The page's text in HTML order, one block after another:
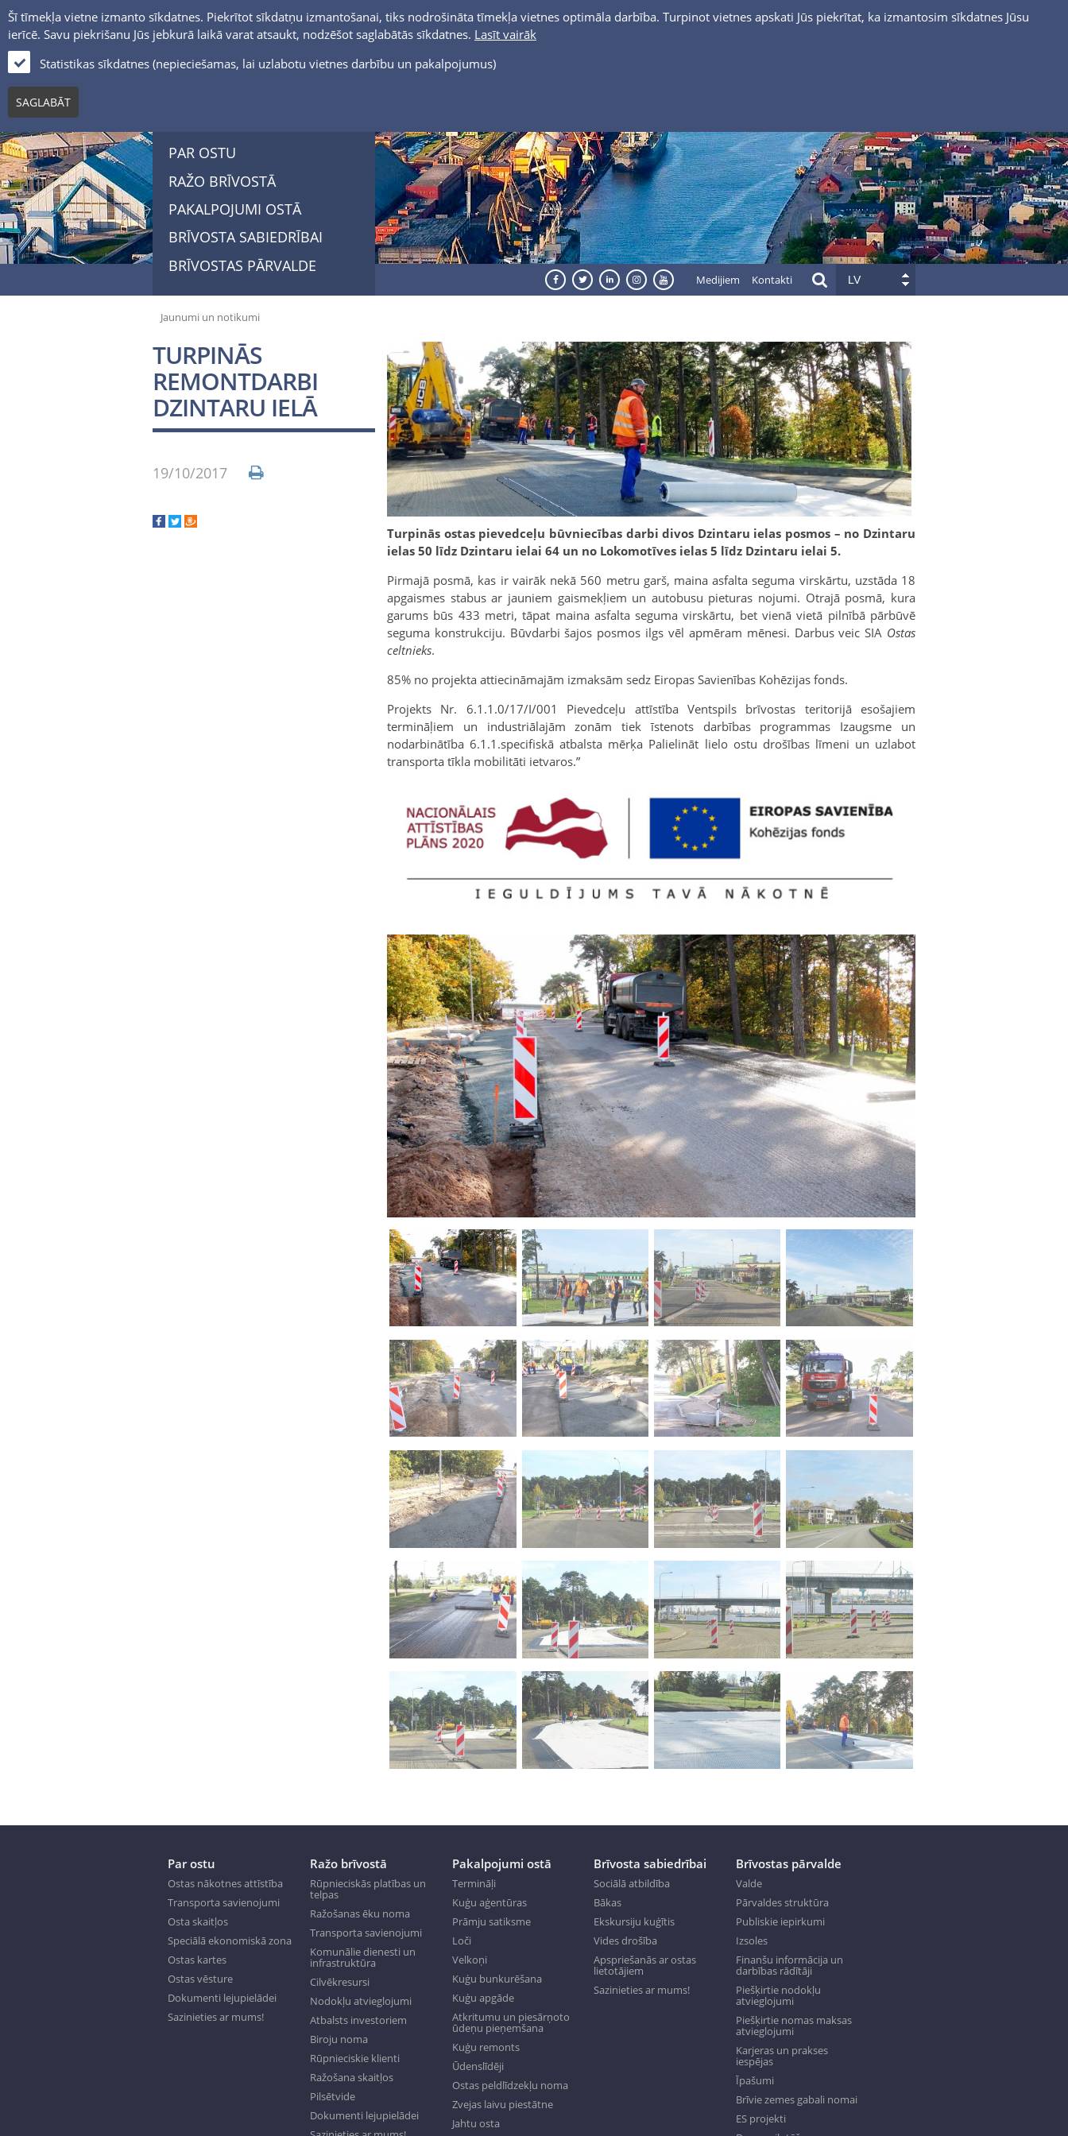
Šī tīmekļa vietne izmanto sīkdatnes. Piekrītot sīkdatņu izmantošanai, tiks nodrošināta tīmekļa vietnes optimāla darbība. Turpinot vietnes apskati Jūs piekrītat, ka izmantosim sīkdatnes Jūsu
ierīcē. Savu piekrišanu Jūs jebkurā laikā varat atsaukt, nodzēšot saglabātās sīkdatnes. Lasīt vairāk
Statistikas sīkdatnes (nepieciešamas, lai uzlabotu vietnes darbību un pakalpojumus)
SAGLABĀT
PAR OSTU
RAŽO BRĪVOSTĀ
PAKALPOJUMI OSTĀ
BRĪVOSTA SABIEDRĪBAI
BRĪVOSTAS PĀRVALDE
Medijiem Kontakti LV
Jaunumi un notikumi
TURPINĀS
REMONTDARBI
DZINTARU IELĀ
19/10/2017
Turpinās ostas pievedceļu būvniecības darbi divos Dzintaru ielas posmos – no Dzintaru
ielas 50 līdz Dzintaru ielai 64 un no Lokomotīves ielas 5 līdz Dzintaru ielai 5.
Pirmajā posmā, kas ir vairāk nekā 560 metru garš, maina asfalta seguma virskārtu, uzstāda 18
apgaismes stabus ar jauniem gaismekļiem un autobusu pieturas nojumi. Otrajā posmā, kura
garums būs 433 metri, tāpat maina asfalta seguma virskārtu, bet vienā vietā pilnībā pārbūvē
seguma konstrukciju. Būvdarbi šajos posmos ilgs vēl apmēram mēnesi. Darbus veic SIA Ostas
celtnieks.
85% no projekta attiecināmajām izmaksām sedz Eiropas Savienības Kohēzijas fonds.
Projekts Nr. 6.1.1.0/17/I/001 Pievedceļu attīstība Ventspils brīvostas teritorijā esošajiem
termināļiem un industriālajām zonām tiek īstenots darbības programmas Izaugsme un
nodarbinātība 6.1.1.specifiskā atbalsta mērķa Palielināt lielo ostu drošības līmeni un uzlabot
transporta tīkla mobilitāti ietvaros.”
Par ostu
Ostas nākotnes attīstība
Transporta savienojumi
Osta skaitļos
Speciālā ekonomiskā zona
Ostas kartes
Ostas vēsture
Dokumenti lejupielādei
Sazinieties ar mums!
Ražo brīvostā
Rūpnieciskās platības un
telpas
Ražošanas ēku noma
Transporta savienojumi
Komunālie dienesti un
infrastruktūra
Cilvēkresursi
Nodokļu atvieglojumi
Atbalsts investoriem
Biroju noma
Rūpnieciskie klienti
Ražošana skaitļos
Pilsētvide
Dokumenti lejupielādei
Pakalpojumi ostā
Termināļi
Kuģu aģentūras
Prāmju satiksme
Loči
Velkoņi
Kuģu bunkurēšana
Kuģu apgāde
Atkritumu un piesārņoto
ūdeņu pieņemšana
Kuģu remonts
Ūdenslīdēji
Ostas peldlīdzekļu noma
Zvejas laivu piestātne
Jahtu osta
Brīvosta sabiedrībai
Sociālā atbildība
Bākas
Ekskursiju kuģītis
Vides drošība
Apspriešanās ar ostas
lietotājiem
Sazinieties ar mums!
Brīvostas pārvalde
Valde
Pārvaldes struktūra
Publiskie iepirkumi
Izsoles
Finanšu informācija un
darbības rādītāji
Piešķirtie nodokļu
atvieglojumi
Piešķirtie nomas maksas
atvieglojumi
Karjeras un prakses
iespējas
Īpašumi
Brīvie zemes gabali nomai
ES projekti